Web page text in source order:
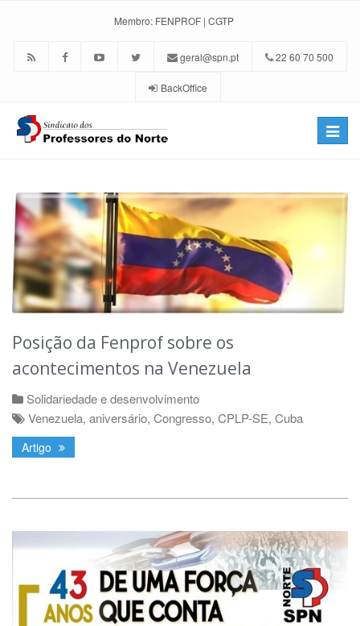
Membro: FENPROF | CGTP
geral@spn.pt 22 60 70 500
BackOffice
Toggle
Posição da Fenprof sobre os
acontecimentos na Venezuela
Solidariedade e desenvolvimento
Venezuela, aniversário, Congresso, CPLP-SE, Cuba
Artigo